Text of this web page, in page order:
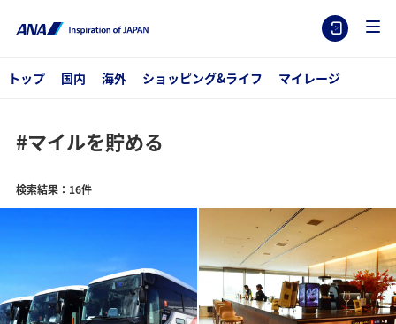
トップ 国内 海外 ショッピング&ライフ マイレージ
#マイルを貯める
検索結果：16件